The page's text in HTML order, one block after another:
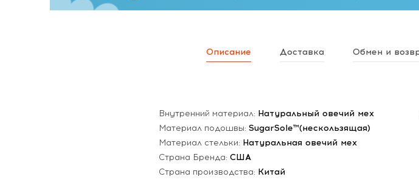
Описание Доставка Обмен и
Внутренний материал: Натуральный овечий мех
Материал подошвы: SugarSole™(нескользящая)
Материал стельки: Натуральная овечий мех
Страна Бренда: США
Страна производства: Китай